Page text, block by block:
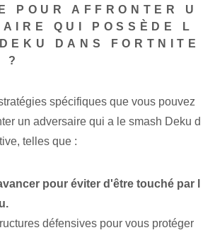
POUR AFFRONTER U
QUI POSSÈDE L
DANS FORTNITE
?
spécifiques que vous pouvez
un ⁤adversaire qui a⁢ le smash Deku d
telles que :
pour éviter d'être touché par l
défensives pour vous protéger